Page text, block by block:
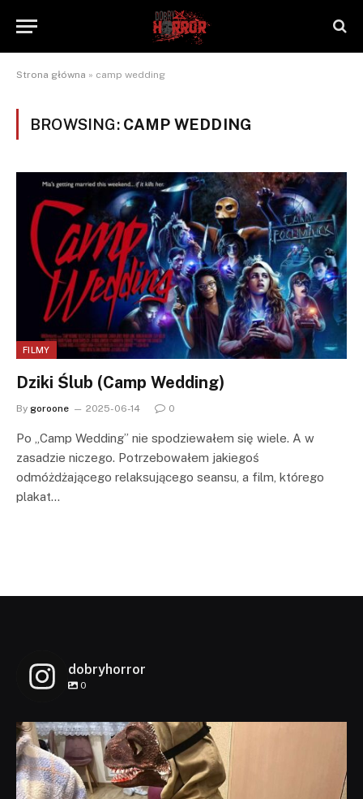
Strona główna » camp wedding
BROWSING: CAMP WEDDING
FILMY
Dziki Ślub (Camp Wedding)
By goroone 2025-06-14 0
Po „Camp Wedding” nie spodziewałem się wiele. A w
zasadzie niczego. Potrzebowałem jakiegoś
odmóżdżającego relaksującego seansu, a film, którego
plakat…
dobryhorror
0
dobryhorror
Lis 1